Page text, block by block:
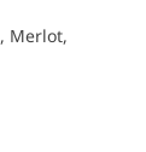
Merlot,